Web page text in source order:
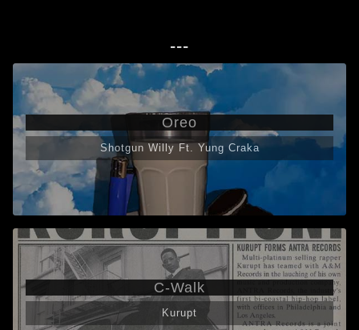
---
Oreo
Shotgun Willy Ft. Yung Craka
C-Walk
Kurupt